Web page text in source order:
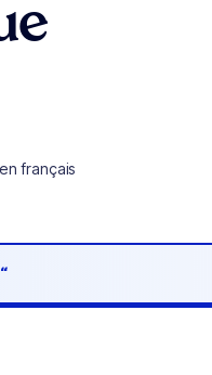
français